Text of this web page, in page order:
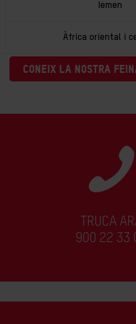
Iemen
Àfrica oriental i
CONEIX LA NOSTRA
TRUCA
900 22 33